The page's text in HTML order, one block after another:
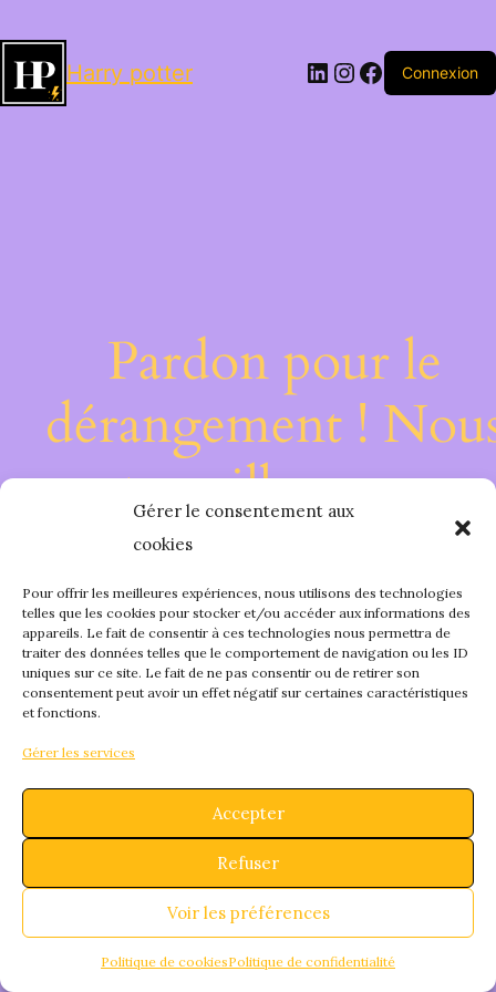
Gérer le consentement aux
cookies
Pour offrir les meilleures expériences, nous utilisons des technologies
telles que les cookies pour stocker et/ou accéder aux informations des
appareils. Le fait de consentir à ces technologies nous permettra de
traiter des données telles que le comportement de navigation ou les ID
uniques sur ce site. Le fait de ne pas consentir ou de retirer son
consentement peut avoir un effet négatif sur certaines caractéristiques
et fonctions.
Gérer les services
Accepter
Refuser
Voir les préférences
Politique de cookiesPolitique de confidentialité
Harry potter LinkedIn
Instagram
Facebook
Connexion
Pardon pour le
dérangement !
travaillons sur
quelque chose de
fantastique –
bientôt !